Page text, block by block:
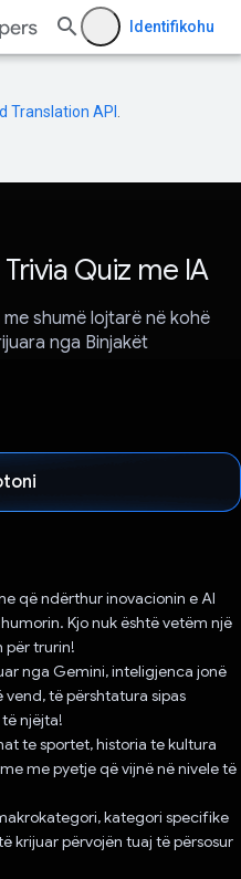
Identifikohu
Translation API
Quiz me IA
shumë lojtarë në kohë
nga Binjakët
që ndërthur inovacionin e AI
Kjo nuk është vetëm një
për trurin!
nga Gemini, inteligjenca jonë
të përshtatura sipas
njëjta!
te sportet, historia te kultura
me pyetje që vijnë në nivele të
kategori specifike
krijuar përvojën tuaj të përsosur